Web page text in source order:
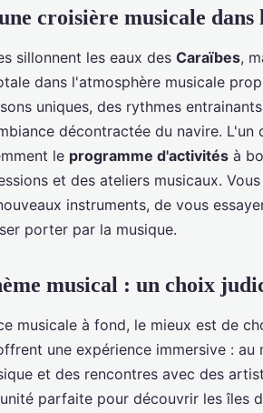
croisière musicale dans
sillonnent les eaux des Caraïbes,
dans l'atmosphère musicale
uniques, des rythmes
décontractée du navire.
le programme d'activités à
et des ateliers musicaux.
instruments, de vous
porter par la musique.
musical : un choix
musicale à fond, le mieux est de
une expérience immersive : au
et des rencontres avec des
parfaite pour découvrir les îles